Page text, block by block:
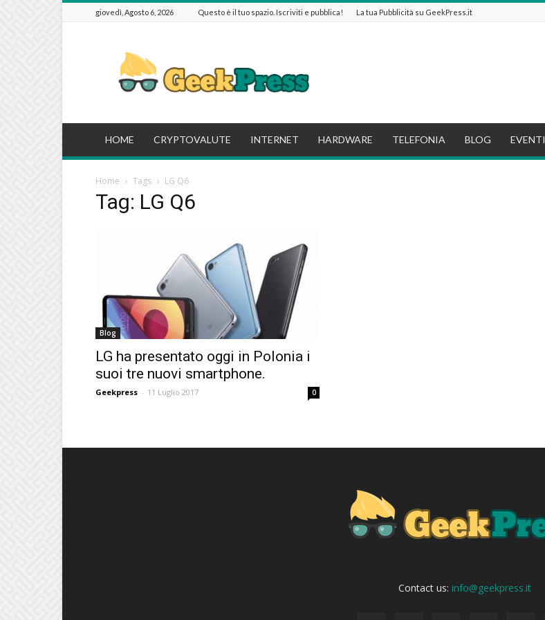
giovedì, Agosto 6, 2026 Questo è il tuo spazio. Iscriviti e pubblica! La tua Pubblicità su GeekPress.it
HOME CRYPTOVALUTE INTERNET HARDWARE TELEFONIA BLOG EVENTI
Home Tags LG Q6
Tag: LG Q6
Blog
LG ha presentato oggi in Polonia i
suoi tre nuovi smartphone.
Geekpress - 11 Luglio 2017 0
Contact us: info@geekpress.it